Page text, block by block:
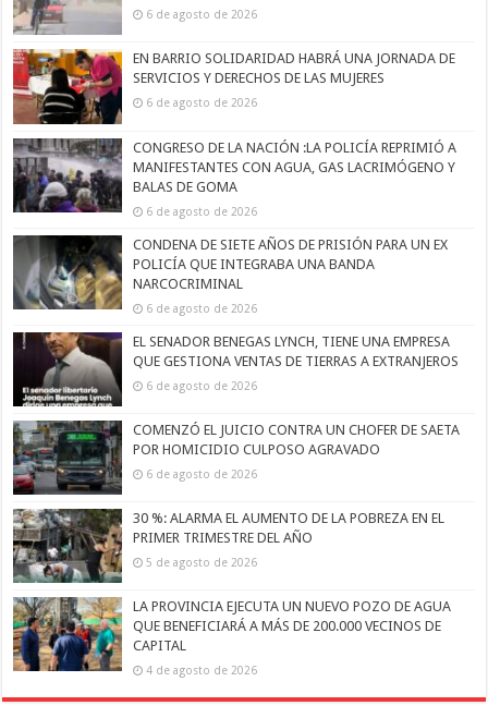
6 de agosto de 2026
EN BARRIO SOLIDARIDAD HABRÁ UNA JORNADA DE
SERVICIOS Y DERECHOS DE LAS MUJERES
6 de agosto de 2026
CONGRESO DE LA NACIÓN :LA POLICÍA REPRIMIÓ A
MANIFESTANTES CON AGUA, GAS LACRIMÓGENO Y
BALAS DE GOMA
6 de agosto de 2026
CONDENA DE SIETE AÑOS DE PRISIÓN PARA UN EX
POLICÍA QUE INTEGRABA UNA BANDA
NARCOCRIMINAL
6 de agosto de 2026
EL SENADOR BENEGAS LYNCH, TIENE UNA EMPRESA
QUE GESTIONA VENTAS DE TIERRAS A EXTRANJEROS
6 de agosto de 2026
COMENZÓ EL JUICIO CONTRA UN CHOFER DE SAETA
POR HOMICIDIO CULPOSO AGRAVADO
6 de agosto de 2026
30 %: ALARMA EL AUMENTO DE LA POBREZA EN EL
PRIMER TRIMESTRE DEL AÑO
5 de agosto de 2026
LA PROVINCIA EJECUTA UN NUEVO POZO DE AGUA
QUE BENEFICIARÁ A MÁS DE 200.000 VECINOS DE
CAPITAL
4 de agosto de 2026